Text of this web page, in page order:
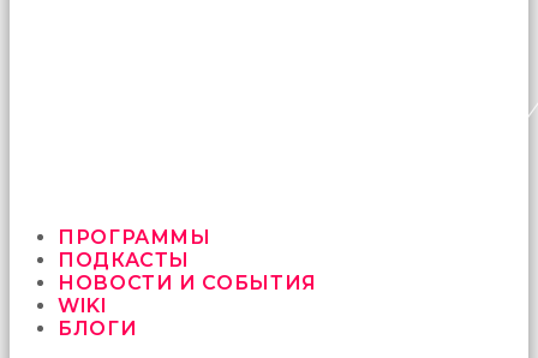
ПРОГРАММЫ
ПОДКАСТЫ
НОВОСТИ И СОБЫТИЯ
WIKI
БЛОГИ